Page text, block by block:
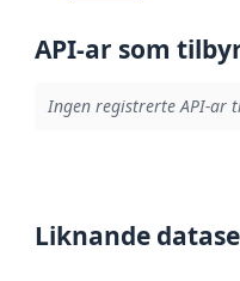
API-ar som
Ingen registrerte API-ar
Liknande